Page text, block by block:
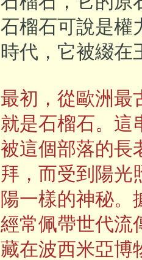
石榴石可說是權
時代，它被綴在
最初，從歐洲最
就是石榴石。這
被這個部落的長
拜，而受到陽光
陽一樣的神秘。
經常佩帶世代流
藏在波西米亞博